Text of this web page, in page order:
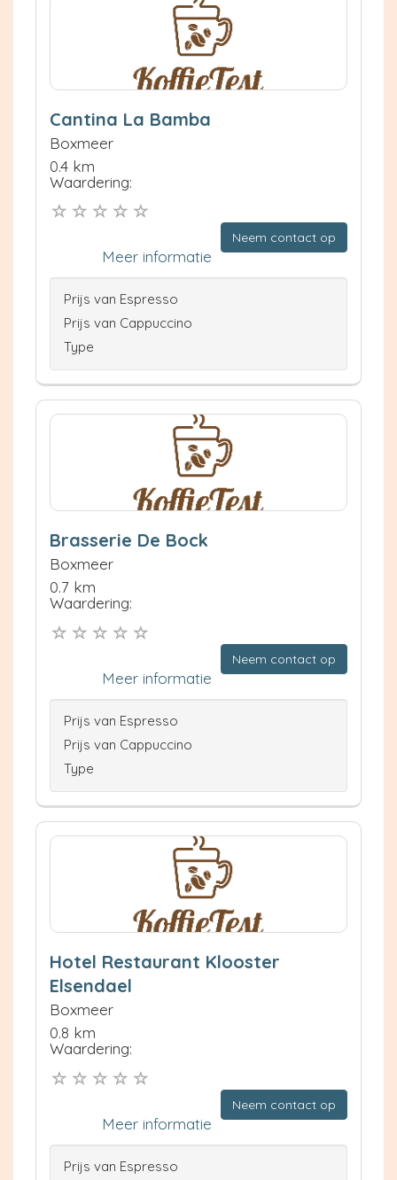
Cantina La Bamba
Boxmeer
0.4 km
Waardering:
Neem contact op
Meer informatie
Prijs van Espresso
Prijs van Cappuccino
Type
Brasserie De Bock
Boxmeer
0.7 km
Waardering:
Neem contact op
Meer informatie
Prijs van Espresso
Prijs van Cappuccino
Type
Hotel Restaurant Klooster
Elsendael
Boxmeer
0.8 km
Waardering:
Neem contact op
Meer informatie
Prijs van Espresso